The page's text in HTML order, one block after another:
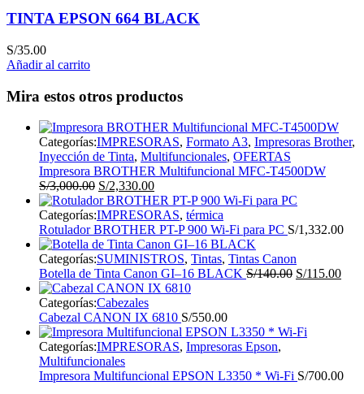
TINTA EPSON 664 BLACK
S/35.00
Añadir al carrito
Mira estos otros productos
Categorías:IMPRESORAS, Formato A3, Impresoras Brother,
Inyección de Tinta, Multifuncionales, OFERTAS
Impresora BROTHER Multifuncional MFC-T4500DW
S/3,000.00 El
precio
original
era:
S/3,000.00.
S/2,330.00El
precio
actual
es:
S/2,330.00.
Categorías:IMPRESORAS, térmica
Rotulador BROTHER PT-P 900 Wi-Fi para PC S/1,332.00
Categorías:SUMINISTROS, Tintas, Tintas Canon
Botella de Tinta Canon GI–16 BLACK S/140.00 El
S/140.00.
S/115.00El
Categorías:Cabezales
Cabezal CANON IX 6810 S/550.00
Categorías:IMPRESORAS, Impresoras Epson,
Multifuncionales
Impresora Multifuncional EPSON L3350 * Wi-Fi S/700.00